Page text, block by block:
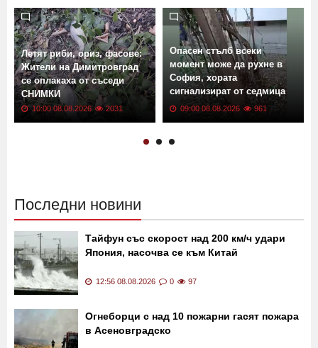
Летят риби, ориз, фасове:
Жители на Димитровград
се оплакаха от съседи
СНИМКИ
10:00 08.08.2026 2031
Опасен стълб всеки
момент може да рухне в
София, хората
сигнализират от седмица
ВИДЕО
09:00 08.08.2026 961
Последни новини
Тайфун със скорост над 200 км/ч удари
Япония, насочва се към Китай
12:56 08.08.2026 0 97
Огнеборци с над 10 пожарни гасят пожара
в Асеновградско